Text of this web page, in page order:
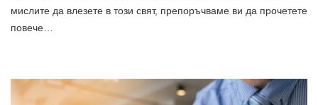
мислите да влезете в този свят, препоръчваме ви да прочетете
повече…